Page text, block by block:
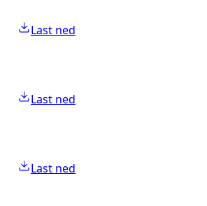
Last ned
Last ned
Last ned